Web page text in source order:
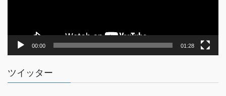
00:00 01:28
ツイッター